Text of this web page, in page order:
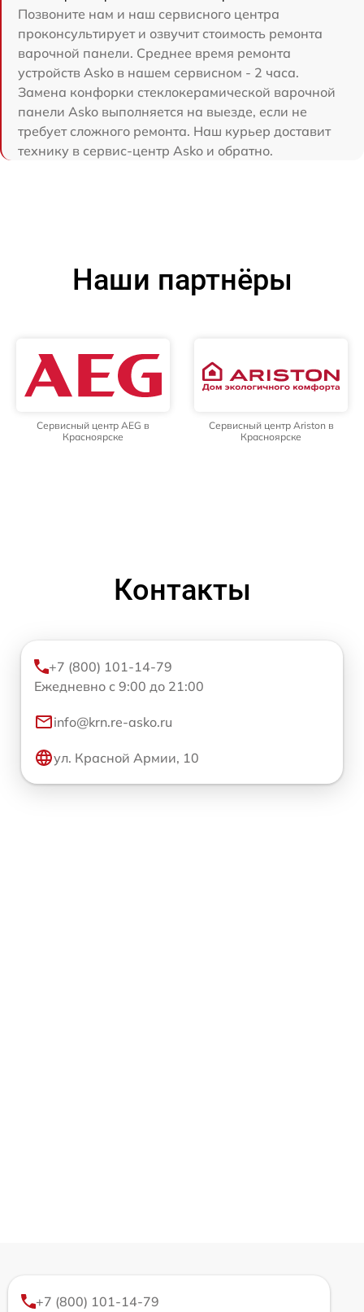
Позвоните нам и наш сервисного центра
проконсультирует и озвучит стоимость ремонта
варочной панели. Среднее время ремонта
устройств Asko в нашем сервисном - 2 часа.
Замена конфорки стеклокерамической варочной
панели Asko выполняется на выезде, если не
требует сложного ремонта. Наш курьер доставит
технику в сервис-центр Asko и обратно.
Наши партнёры
Сервисный центр AEG в
Красноярске
Сервисный центр Ariston в
Красноярске
Контакты
+7 (800) 101-14-79
Ежедневно с 9:00 до 21:00
info@krn.re-asko.ru
ул. Красной Армии, 10
+7 (800) 101-14-79